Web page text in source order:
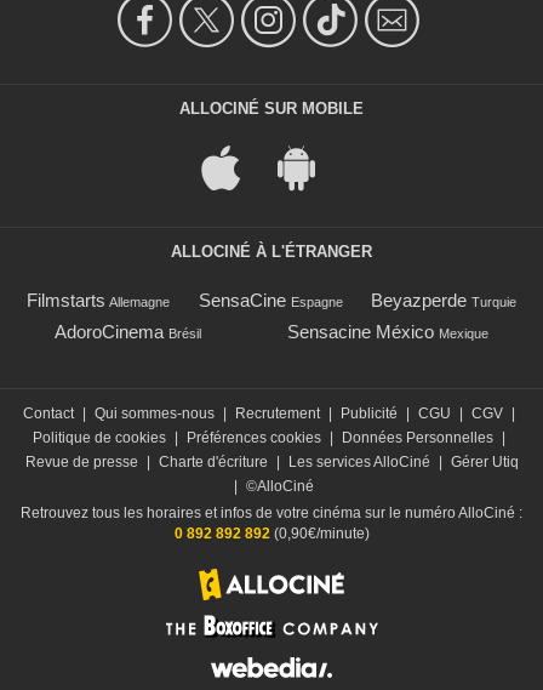
ALLOCINÉ SUR MOBILE
ALLOCINÉ À L'ÉTRANGER
Filmstarts Allemagne SensaCine Espagne Beyazperde Turquie
AdoroCinema Brésil Sensacine México Mexique
Contact Qui sommes-nous Recrutement Publicité CGU CGV
Politique de cookies
Préférences cookies Données Personnelles
Revue de presse
Charte d'écriture Les services AlloCiné
Gérer Utiq
©AlloCiné
Retrouvez tous les horaires et infos de votre cinéma sur le numéro AlloCiné :
0 892 892 892(0,90€/minute)